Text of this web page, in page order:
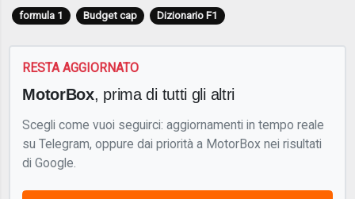
formula 1 Budget cap Dizionario F1
RESTA AGGIORNATO
MotorBox, prima di tutti gli altri
Scegli come vuoi seguirci: aggiornamenti in tempo reale
su Telegram, oppure dai priorità a MotorBox nei risultati
di Google.